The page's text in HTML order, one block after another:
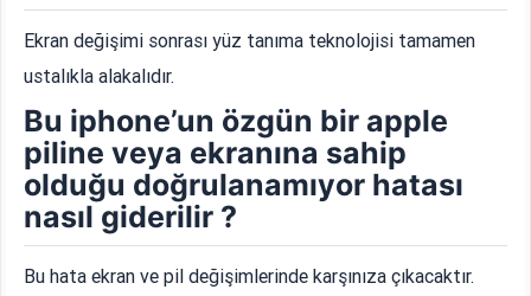
Ekran değişimi sonrası yüz tanıma teknolojisi tamamen
ustalıkla alakalıdır.
Bu iphone’un özgün bir apple
piline veya ekranına sahip
olduğu doğrulanamıyor hatası
nasıl giderilir ?
Bu hata ekran ve pil değişimlerinde karşınıza çıkacaktır.